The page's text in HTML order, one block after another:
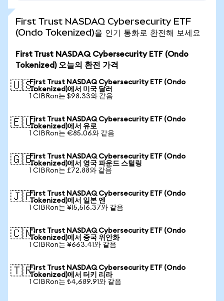
First Trust NASDAQ Cybersecurity ETF
(Ondo Tokenized)을 인기 통화로 환전해 보세요
First Trust NASDAQ Cybersecurity ETF (Ondo
Tokenized) 오늘의 환전 가격
🇺🇸First Trust NASDAQ Cybersecurity ETF (Ondo
Tokenized)에서 미국 달러
1 CIBRon는 $98.33와 같음
🇪🇺First Trust NASDAQ Cybersecurity ETF (Ondo
Tokenized)에서 유로
1 CIBRon는 €85.06와 같음
🇬🇧First Trust NASDAQ Cybersecurity ETF (Ondo
Tokenized)에서 영국 파운드 스털링
1 CIBRon는 £72.88와 같음
🇯🇵First Trust NASDAQ Cybersecurity ETF (Ondo
Tokenized)에서 일본 엔
1 CIBRon는 ¥15,516.37와 같음
🇨🇳First Trust NASDAQ Cybersecurity ETF (Ondo
Tokenized)에서 중국 위안화
1 CIBRon는 ¥663.41와 같음
🇹🇷First Trust NASDAQ Cybersecurity ETF (Ondo
Tokenized)에서 터키 리라
1 CIBRon는 ₺4,689.91와 같음